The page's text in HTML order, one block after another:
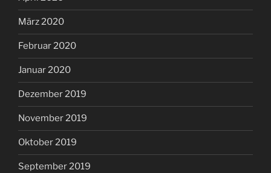
März 2020
Februar 2020
Januar 2020
Dezember 2019
November 2019
Oktober 2019
September 2019